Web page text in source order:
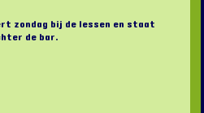
zondag bij de lessen en staat
de bar.